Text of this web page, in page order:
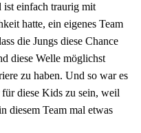
ist einfach traurig mit
hatte, ein eigenes Team
die Jungs diese Chance
diese Welle möglichst
zu haben. Und so war es
diese Kids zu sein, weil
diesem Team mal etwas